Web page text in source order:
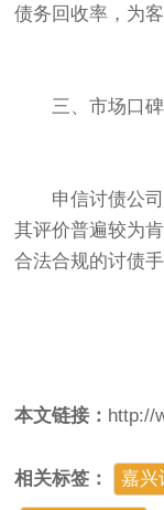
债务回收率，为
三、市场口
申信讨债公
其评价普遍较为
合法合规的讨债
本文链接： http://
相关标签： 嘉兴